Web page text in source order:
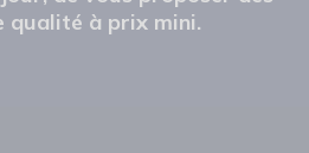
qualité à prix mini.